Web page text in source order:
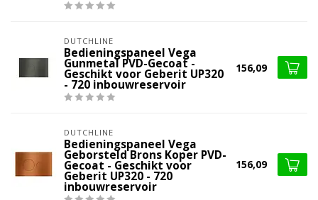
DUTCHLINE
Bedieningspaneel Vega
Gunmetal PVD-Gecoat -
Geschikt voor Geberit UP320
- 720 inbouwreservoir
156,09
DUTCHLINE
Bedieningspaneel Vega
Geborsteld Brons Koper PVD-
Gecoat - Geschikt voor
Geberit UP320 - 720
inbouwreservoir
156,09